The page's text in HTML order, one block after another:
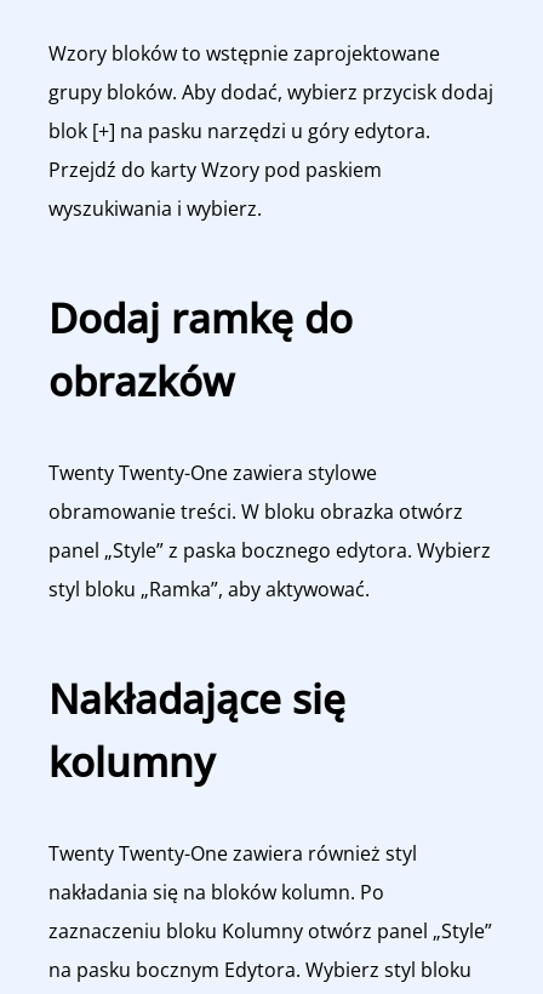
Wzory bloków to wstępnie zaprojektowane
grupy bloków. Aby dodać, wybierz przycisk dodaj
blok [+] na pasku narzędzi u góry edytora.
Przejdź do karty Wzory pod paskiem
wyszukiwania i wybierz.
Dodaj ramkę do
obrazków
Twenty Twenty-One zawiera stylowe
obramowanie treści. W bloku obrazka otwórz
panel „Style” z paska bocznego edytora. Wybierz
styl bloku „Ramka”, aby aktywować.
Nakładające się
kolumny
Twenty Twenty-One zawiera również styl
nakładania się na bloków kolumn. Po
zaznaczeniu bloku Kolumny otwórz panel „Style”
na pasku bocznym Edytora. Wybierz styl bloku